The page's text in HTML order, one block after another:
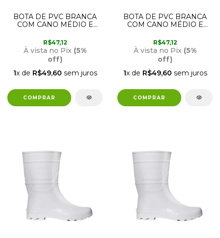
BOTA DE PVC BRANCA
COM CANO MÉDIO E
R$47,12
À vista no Pix (5%
off)
1x de R$49,60 sem juros
BOTA DE PVC BRANCA
COM CANO MÉDIO E
R$47,12
À vista no Pix (5%
off)
1x de R$49,60 sem juros